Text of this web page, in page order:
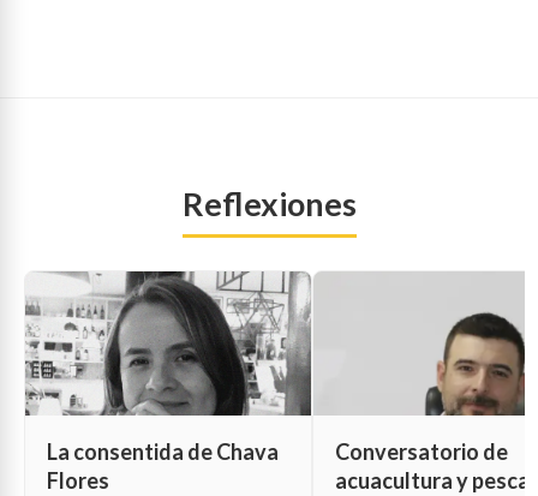
Reflexiones
La consentida de Chava
Flores
Conversatorio de
acuacultura y pesca